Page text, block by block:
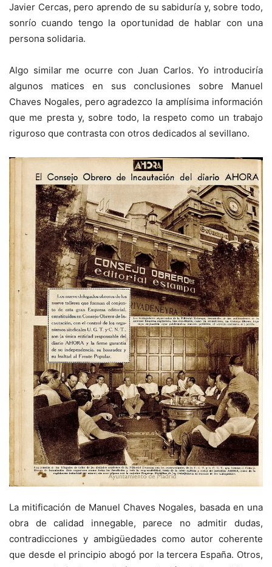
Javier Cercas, pero aprendo de su sabiduría y, sobre todo,
sonrío cuando tengo la oportunidad de hablar con una
persona solidaria.
Algo similar me ocurre con Juan Carlos. Yo introduciría
algunos matices en sus conclusiones sobre Manuel
Chaves Nogales, pero agradezco la amplísima información
que me presta y, sobre todo, la respeto como un trabajo
riguroso que contrasta con otros dedicados al sevillano.
La mitificación de Manuel Chaves Nogales, basada en una
obra de calidad innegable, parece no admitir dudas,
contradicciones y ambigüedades como autor coherente
que desde el principio abogó por la tercera España. Otros,